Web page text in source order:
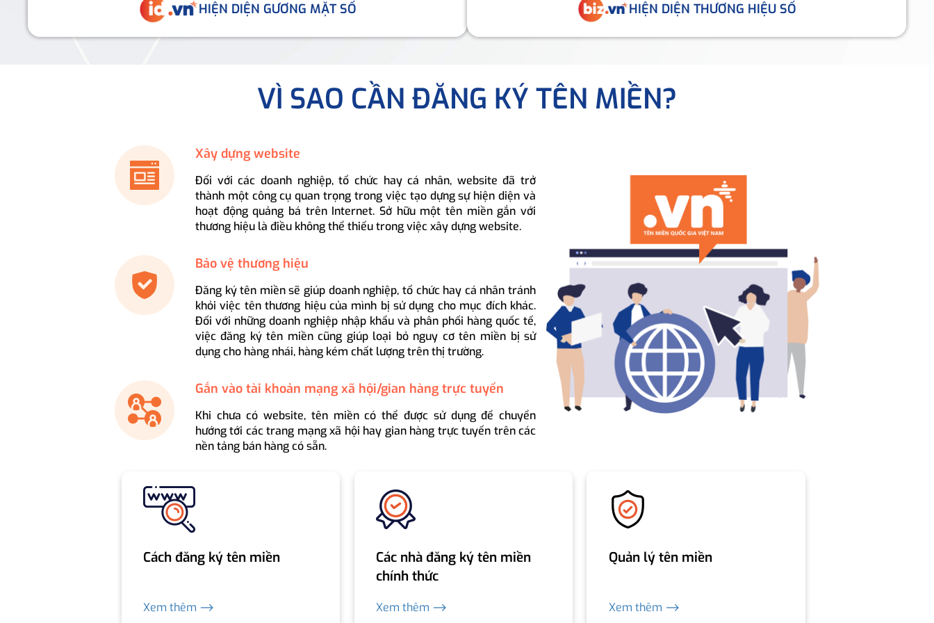
HIỆN DIỆN GƯƠNG MẶT SỐ HIỆN DIỆN THƯƠNG HIỆU SỐ
VÌ SAO CẦN ĐĂNG KÝ TÊN MIỀN?
Xây dựng website
Đối với các doanh nghiệp, tổ chức hay cá nhân, website đã trở
thành một công cụ quan trọng trong việc tạo dựng sự hiện diện và
hoạt động quảng bá trên Internet. Sở hữu một tên miền gắn với
thương hiệu là điều không thể thiếu trong việc xây dựng website.
Bảo vệ thương hiệu
Đăng ký tên miền sẽ giúp doanh nghiệp, tổ chức hay cá nhân tránh
khỏi việc tên thương hiệu của mình bị sử dụng cho mục đích khác.
Đối với những doanh nghiệp nhập khẩu và phân phối hàng quốc tế,
việc đăng ký tên miền cũng giúp loại bỏ nguy cơ tên miền bị sử
dụng cho hàng nhái, hàng kém chất lượng trên thị trường.
Gắn vào tài khoản mạng xã hội/gian hàng trực tuyến
Khi chưa có website, tên miền có thể được sử dụng để chuyển
hướng tới các trang mạng xã hội hay gian hàng trực tuyến trên các
nền tảng bán hàng có sẵn.
Cách đăng ký tên miền
Xem thêm ⟶
Các nhà đăng ký tên miền
chính thức
Xem thêm ⟶
Quản lý tên miền
Xem thêm ⟶